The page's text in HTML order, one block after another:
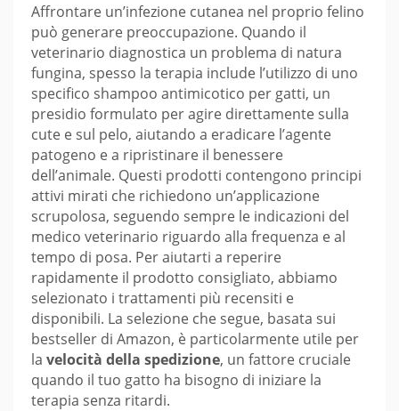
Affrontare un’infezione cutanea nel proprio felino
può generare preoccupazione. Quando il
veterinario diagnostica un problema di natura
fungina, spesso la terapia include l’utilizzo di uno
specifico shampoo antimicotico per gatti, un
presidio formulato per agire direttamente sulla
cute e sul pelo, aiutando a eradicare l’agente
patogeno e a ripristinare il benessere
dell’animale. Questi prodotti contengono principi
attivi mirati che richiedono un’applicazione
scrupolosa, seguendo sempre le indicazioni del
medico veterinario riguardo alla frequenza e al
tempo di posa. Per aiutarti a reperire
rapidamente il prodotto consigliato, abbiamo
selezionato i trattamenti più recensiti e
disponibili. La selezione che segue, basata sui
bestseller di Amazon, è particolarmente utile per
la velocità della spedizione, un fattore cruciale
quando il tuo gatto ha bisogno di iniziare la
terapia senza ritardi.